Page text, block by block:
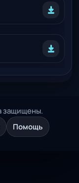
защищены.
Помощь